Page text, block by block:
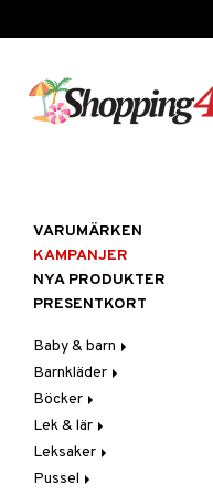
VARUMÄRKEN
KAMPANJER
NYA PRODUKTER
PRESENTKORT
Baby & barn
Accessoarer
För håret
Hattar & Mössor
Övrigt
Plånböcker
Aktivitet
Babygym
Babysitters
Bit & Skallra
Äta
Barnservis
Haklappar
Badrockar & Handdukar
Barnvagnstillbehör
Barnkläder
Accessoarer
Kepsar & Solhattar
Badkläder & UV-kläder
Klänningar
Nederdelar
Böcker
Dagböcker
Läs & Lär
Målarböcker
Lek & lär
Experiment
Inlärningsspel
Leksaker
Adventskalendrar
Pussel